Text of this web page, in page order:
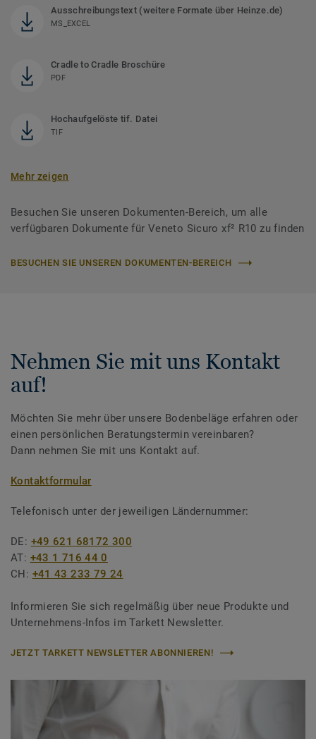
Ausschreibungstext (weitere Formate über Heinze.de)
MS_EXCEL
Cradle to Cradle Broschüre
PDF
Hochaufgelöste tif. Datei
TIF
Mehr zeigen
Besuchen Sie unseren Dokumenten-Bereich, um alle
verfügbaren Dokumente für Veneto Sicuro xf² R10 zu finden
BESUCHEN SIE UNSEREN DOKUMENTEN-BEREICH
Nehmen Sie mit uns Kontakt
auf!
Möchten Sie mehr über unsere Bodenbeläge erfahren oder
einen persönlichen Beratungstermin vereinbaren?
Dann nehmen Sie mit uns Kontakt auf.
Kontaktformular
Telefonisch unter der jeweiligen Ländernummer:
DE: +49 621 68172 300
AT: +43 1 716 44 0
CH: +41 43 233 79 24
Informieren Sie sich regelmäßig über neue Produkte und
Unternehmens-Infos im Tarkett Newsletter.
JETZT TARKETT NEWSLETTER ABONNIEREN!